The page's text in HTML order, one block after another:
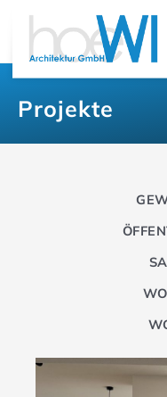
Inhalt
springen
Projekte